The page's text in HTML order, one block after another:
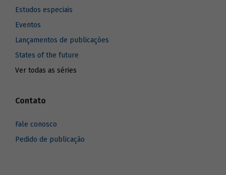
Estudos especiais
Eventos
Lançamentos de publicações
States of the future
Ver todas as séries
Contato
Fale conosco
Pedido de publicação